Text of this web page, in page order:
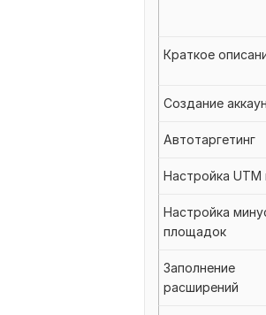
Краткое
Создание
Автотаргетинг
Настройка UTM
Настройка
площадок
Заполнение
расширений